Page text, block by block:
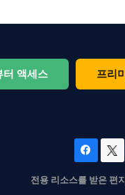
터 액세스 프리
전용 리소스를 받은 편